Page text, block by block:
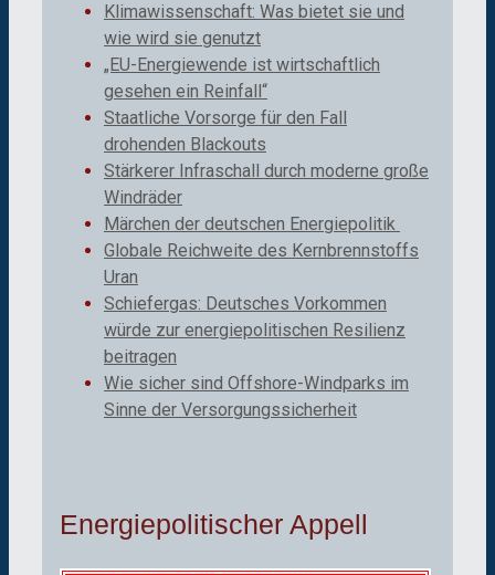
Klimawissenschaft: Was bietet sie und
wie wird sie genutzt
„EU-Energiewende ist wirtschaftlich
gesehen ein Reinfall“
Staatliche Vorsorge für den Fall
drohenden Blackouts
Stärkerer Infraschall durch moderne große
Windräder
Märchen der deutschen Energiepolitik
Globale Reichweite des Kernbrennstoffs
Uran
Schiefergas: Deutsches Vorkommen
würde zur energiepolitischen Resilienz
beitragen
Wie sicher sind Offshore-Windparks im
Sinne der Versorgungssicherheit
Energiepolitischer Appell